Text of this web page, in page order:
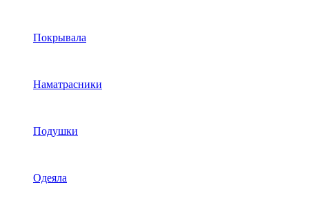
Покрывала
Наматрасники
Подушки
Одеяла